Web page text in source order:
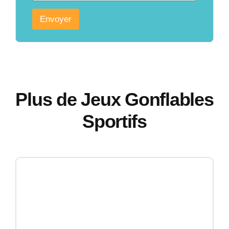
Envoyer
Plus de Jeux Gonflables
Sportifs